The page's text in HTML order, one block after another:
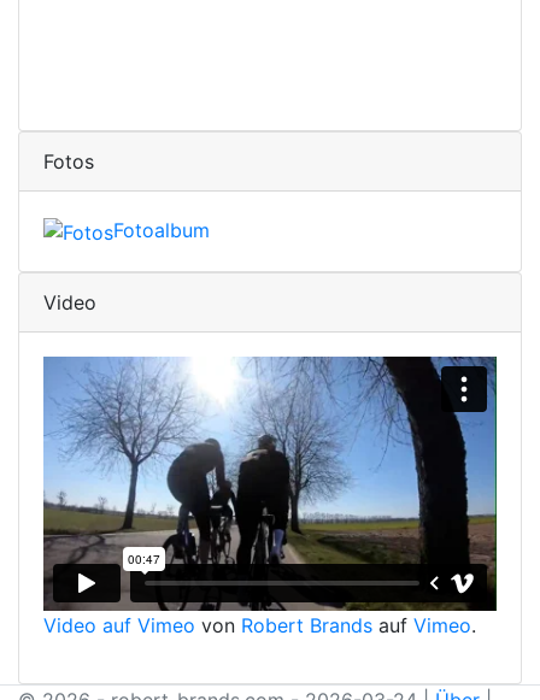
Fotos
Fotoalbum
Video
Video auf Vimeo von Robert Brands auf Vimeo.